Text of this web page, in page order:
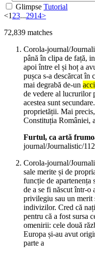
Glimpse Tutorial
<123...2914>
72,839 matches
Corola-journal/
până în clipa de față,
apoi între el și hoț a
pușca s-a descărcat
mai degrabă de-un
de vedere al lucrurilor
acestea sunt
proprietății. Mai
Constituția României,
Furtul, ca artă
journal/Journalistic/
Corola-journal/
sale merite și de
funcție de
de a se fi născut într-o
privilegiu sau un merit
indivizilor. Cred că
pentru că a fost sursa
omenirii: cele două
Europa și-au avut
parte a